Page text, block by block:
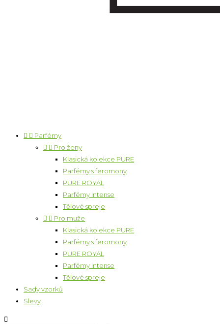
  Parfémy
  Pro ženy
Klasická kolekce PURE
Parfémy s feromony
PURE ROYAL
Parfémy Intense
Tělové spreje
  Pro muže
Klasická kolekce PURE
Parfémy s feromony
PURE ROYAL
Parfémy Intense
Tělové spreje
Sady vzorků
Slevy
